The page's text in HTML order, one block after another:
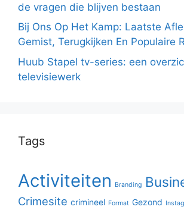
de vragen die blijven bestaan
Bij Ons Op Het Kamp: Laatste
Gemist, Terugkijken En Populaire
Huub Stapel tv-series: een
televisiewerk
Tags
Activiteiten Branding
Crimesite crimineel Format Gezond